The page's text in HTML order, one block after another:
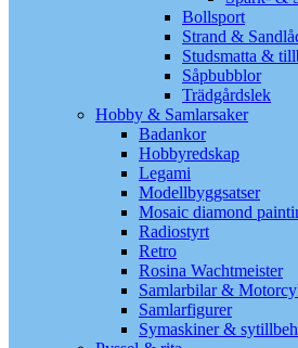
Bollsport
Strand &
Studsmatta &
Såpbubblor
Trädgårdslek
Hobby & Samlarsaker
Badankor
Hobbyredskap
Legami
Modellbyggsatser
Mosaic diamond
Radiostyrt
Retro
Rosina Wachtmeister
Samlarbilar &
Samlarfigurer
Symaskiner &